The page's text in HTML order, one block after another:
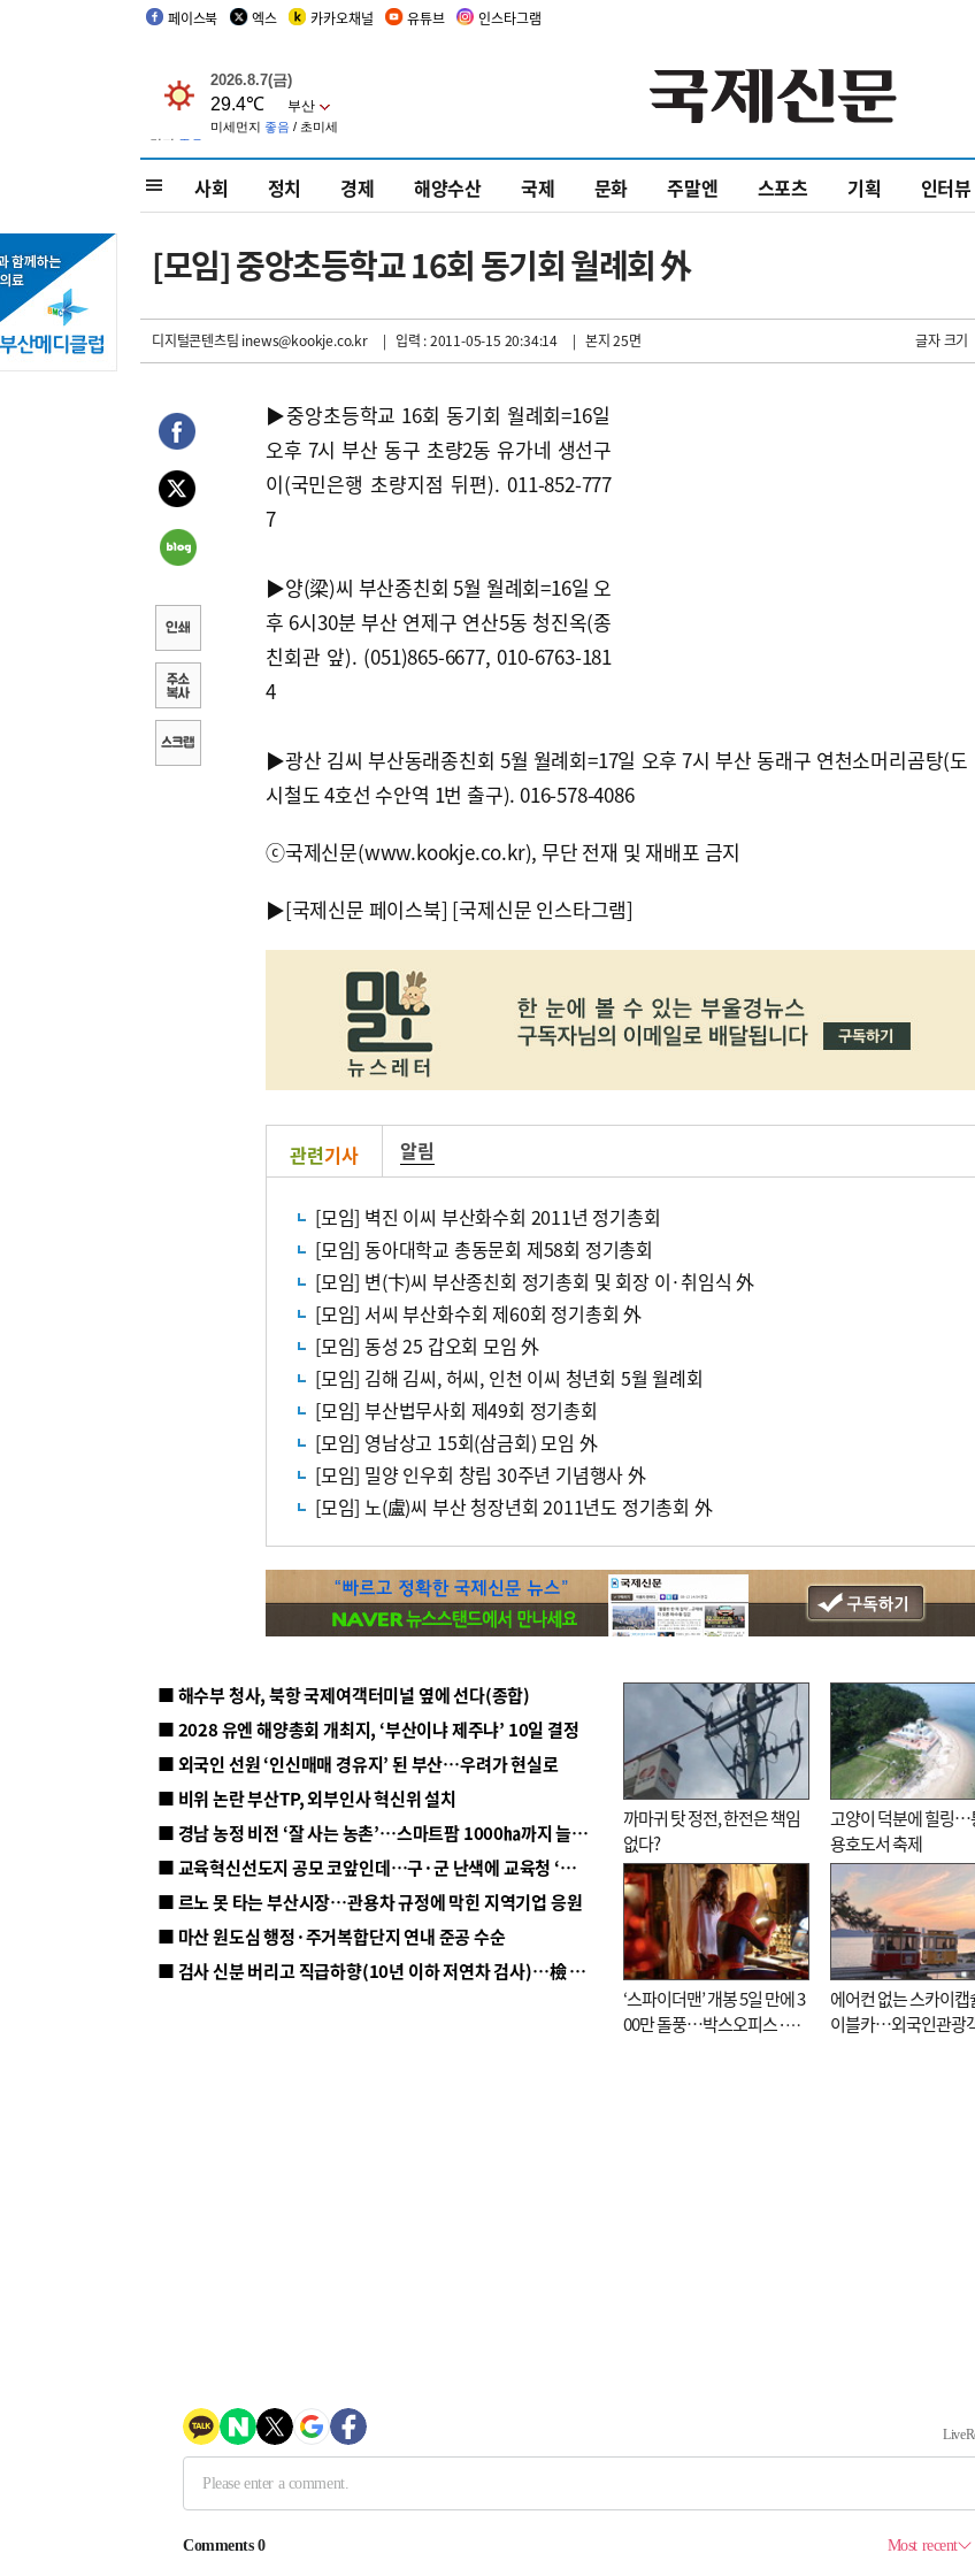
페이스북 엑스 카카오채널 유튜브 인스타그램
사회 정치 경제 해양수산 국제 문화 주말엔 스포츠 기획 인터뷰
[모임] 중앙초등학교 16회 동기회 월례회 外
디지털콘텐츠팀 inews@kookje.co.kr | 입력 : 2011-05-15 20:34:14 | 본지 25면 글자 크기
▶중앙초등학교 16회 동기회 월례회=16일
오후 7시 부산 동구 초량2동 유가네 생선구
이(국민은행 초량지점 뒤편). 011-852-777
7
▶양(梁)씨 부산종친회 5월 월례회=16일 오
후 6시30분 부산 연제구 연산5동 청진옥(종
친회관 앞). (051)865-6677, 010-6763-181
4
▶광산 김씨 부산동래종친회 5월 월례회=17일 오후 7시 부산 동래구 연천소머리곰탕(도
시철도 4호선 수안역 1번 출구). 016-578-4086
ⓒ국제신문(www.kookje.co.kr), 무단 전재 및 재배포 금지
▶[국제신문 페이스북] [국제신문 인스타그램]
관련기사 알림
[모임] 벽진 이씨 부산화수회 2011년 정기총회
[모임] 동아대학교 총동문회 제58회 정기총회
[모임] 변(卞)씨 부산종친회 정기총회 및 회장 이·취임식 外
[모임] 서씨 부산화수회 제60회 정기총회 外
[모임] 동성 25 갑오회 모임 外
[모임] 김해 김씨, 허씨, 인천 이씨 청년회 5월 월례회
[모임] 부산법무사회 제49회 정기총회
[모임] 영남상고 15회(삼금회) 모임 外
[모임] 밀양 인우회 창립 30주년 기념행사 外
[모임] 노(盧)씨 부산 청장년회 2011년도 정기총회 外
■ 해수부 청사, 북항 국제여객터미널 옆에 선다(종합)
■ 2028 유엔 해양총회 개최지, ‘부산이냐 제주냐’ 10일 결정
■ 외국인 선원 ‘인신매매 경유지’ 된 부산…우려가 현실로
■ 비위 논란 부산TP, 외부인사 혁신위 설치
■ 경남 농정 비전 ‘잘 사는 농촌’…스마트팜 1000㏊까지 늘린다
■ 교육혁신선도지 공모 코앞인데…구·군 난색에 교육청 ‘쩔쩔’
■ 르노 못 타는 부산시장…관용차 규정에 막힌 지역기업 응원
■ 마산 원도심 행정·주거복합단지 연내 준공 수순
■ 검사 신분 버리고 직급하향(10년 이하 저연차 검사)…檢 중수청행 기피
까마귀 탓 정전, 한전은 책임
없다?
고양이 덕분에 힐링…
용호도서 축제
‘스파이더맨’ 개봉 5일 만에 3
00만 돌풍…박스오피스·예
에어컨 없는 스카이캡
이블카…외국인관광